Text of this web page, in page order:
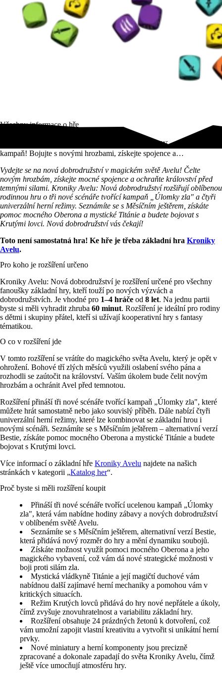
Všechny informace o hře
Rozšíření Kroniky Avelu: Nová dobrodružství přináší epickou
kampaň! Bojujte s novými hrozbami, získejte spojence a…
Vydejte se na nová dobrodružství v magickém světě Avelu! Čelte
novým hrozbám, získejte mocné spojence a ochraňte království před
temnými silami. Kroniky Avelu: Nová dobrodružství rozšiřují oblíbenou
rodinnou hru o tři nové scénáře tvořící kampaň „Úlomky zla" a čtyři
univerzální herní režimy. Seznámíte se s Měsíčním ještěrem, získáte
pomoc mocného Oberona a mystické Titánie a budete bojovat s
Krutými lovci. Nová dobrodružství vás čekají!
Toto není samostatná hra! Ke hře je třeba základní hra Kroniky
Avelu.
Pro koho je rozšíření určeno
Kroniky Avelu: Nová dobrodružství je rozšíření určené pro všechny
fanoušky základní hry, kteří touží po nových výzvách a
dobrodružstvích. Je vhodné pro 1–4 hráče od 8 let. Na jednu partii
byste si měli vyhradit zhruba 60 minut. Rozšíření je ideální pro rodiny
s dětmi i skupiny přátel, kteří si užívají kooperativní hry s fantasy
tématikou.
O co v rozšíření jde
V tomto rozšíření se vrátíte do magického světa Avelu, který je opět v
ohrožení. Bohové tří zlých měsíců využili oslabení svého pána a
rozhodli se zaútočit na království. Vaším úkolem bude čelit novým
hrozbám a ochránit Avel před temnotou.
Rozšíření přináší tři nové scénáře tvořící kampaň „Úlomky zla", které
můžete hrát samostatně nebo jako souvislý příběh. Dále nabízí čtyři
univerzální herní režimy, které lze kombinovat se základní hrou i
novými scénáři. Seznámíte se s Měsíčním ještěrem – alternativní verzí
Bestie, získáte pomoc mocného Oberona a mystické Titánie a budete
bojovat s Krutými lovci.
Více informací o základní hře Kroniky Avelu najdete na našich
stránkách v kategorii „Katalog her“.
Proč byste si měli rozšíření koupit
Přináší tři nové scénáře tvořící ucelenou kampaň „Úlomky
zla", která vám nabídne hodiny zábavy a nových dobrodružství
v oblíbeném světě Avelu.
Seznámíte se s Měsíčním ještěrem, alternativní verzí Bestie,
která přidává nový rozměr do hry a mění dynamiku soubojů.
Získáte možnost využít pomoci mocného Oberona a jeho
magického vybavení, což vám dá nové strategické možnosti v
boji proti silám zla.
Mystická vládkyně Titánie a její magičtí duchové vám
nabídnou další zajímavé herní mechaniky a pomohou vám v
kritických situacích.
Režim Krutých lovců přidává do hry nové nepřátele a úkoly,
čímž zvyšuje znovuhratelnost a variabilitu základní hry.
Rozšíření obsahuje 24 prázdných žetonů k dotvoření, což
vám umožní zapojit vlastní kreativitu a vytvořit si unikátní herní
prvky.
Nové miniatury a herní komponenty jsou precizně
zpracované a dokonale zapadají do světa Kroniky Avelu, čímž
ještě více umocňují atmosféru hry.